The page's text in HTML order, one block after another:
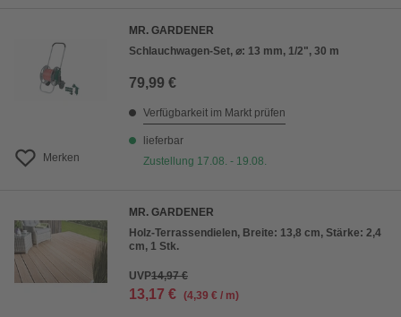
Merken
MR. GARDENER
Schlauchwagen-Set, ⌀: 13 mm, 1/2", 30 m
79,99 €
Verfügbarkeit im Markt prüfen
lieferbar
Zustellung 17.08. - 19.08.
MR. GARDENER
Holz-Terrassendielen, Breite: 13,8 cm, Stärke: 2,4
cm, 1 Stk.
UVP14,97 €
13,17 € (4,39 € / m)